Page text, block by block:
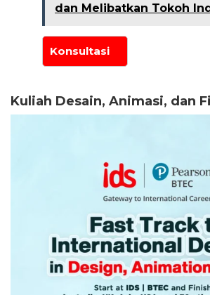
dan Melibatkan Tokoh
Kuliah Desain, Animasi, dan